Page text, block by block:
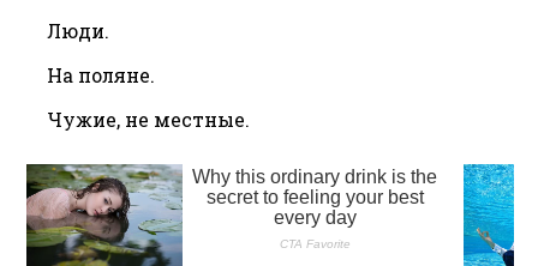
Люди.
На поляне.
Чужие, не местные.